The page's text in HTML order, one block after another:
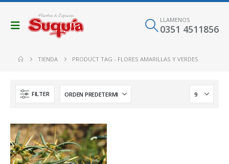
LLAMENOS
0351 4511856
TIENDA PRODUCT TAG - FLORES AMARILLAS Y VERDES
FILTER